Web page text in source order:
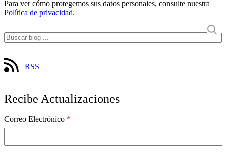
Para ver cómo protegemos sus datos personales, consulte nuestra
Política de privacidad.
RSS
Recibe Actualizaciones
Correo Electrónico *